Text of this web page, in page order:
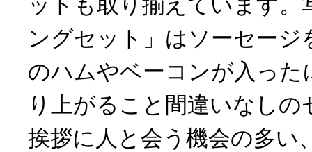
ングセット」はソーセージ
のハムやベーコンが入った
り上がること間違いなし
挨拶に人と会う機会の多い